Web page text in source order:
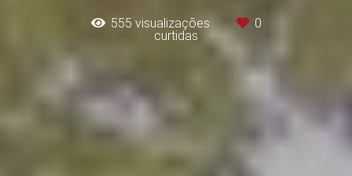
555 visualizações
0
curtidas